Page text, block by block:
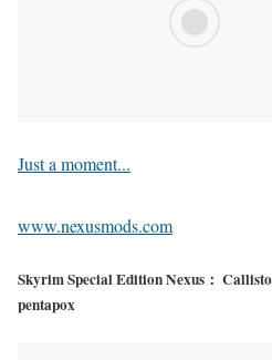
Just a moment...
www.nexusmods.com
Skyrim Special Edition Nexus：
pentapox